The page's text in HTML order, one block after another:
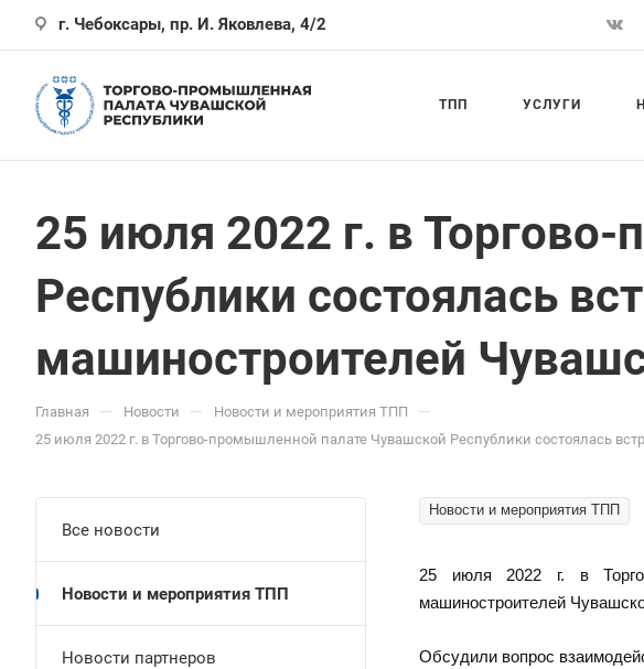
г. Чебоксары, пр. И. Яковлева, 4/2
ТПП УСЛУГИ
25 июля 2022 г. в
Республики состоялась
машиностроителей
Главная — Новости — Новости и мероприятия ТПП —
25 июля 2022 г. в Торгово-промышленной палате Чувашской Республики состоялась
Новости и мероприятия ТПП
25 июля 2022 г. в
машиностроителей
Обсудили вопрос
Все новости
Новости и мероприятия ТПП
Новости партнеров